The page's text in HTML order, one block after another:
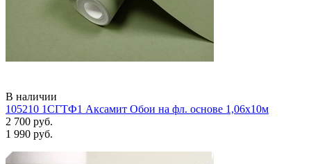
В наличии
105210 1СГТФ1 Аксамит Обои на фл. основе 1,06х10м
2 700 руб.
1 990 руб.